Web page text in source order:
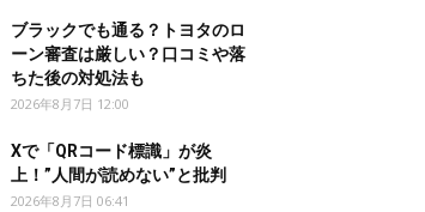
ブラックでも通る？トヨタのロ
ーン審査は厳しい？口コミや落
ちた後の対処法も
2026年8月7日 12:00
Xで「QRコード標識」が炎
上！”人間が読めない”と批判
2026年8月7日 06:41